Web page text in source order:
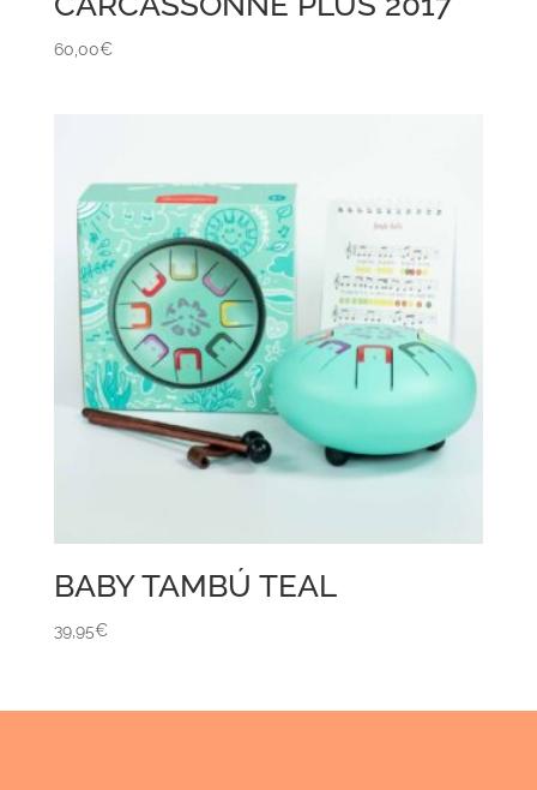
60,00€
BABY TAMBÚ TEAL
39,95€